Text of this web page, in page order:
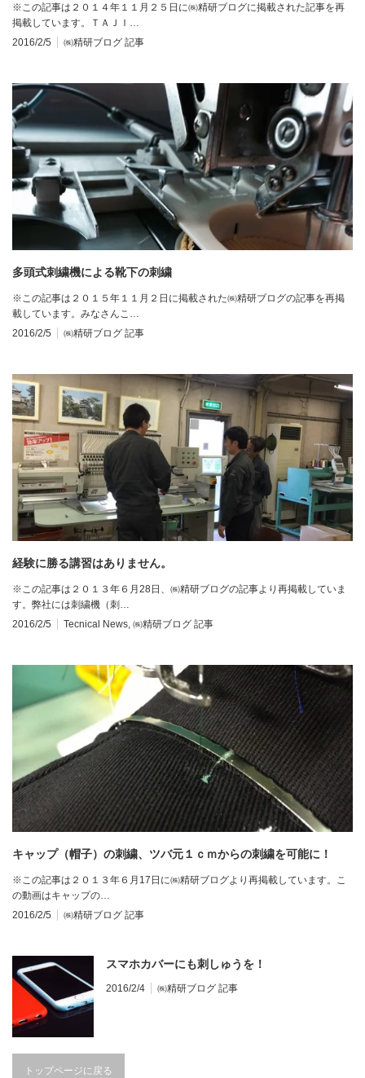
※この記事は２０１４年１１月２５日に㈱精研ブログに掲載された記事を再
掲載しています。ＴＡＪＩ…
2016/2/5
㈱精研ブログ 記事
多頭式刺繍機による靴下の刺繍
※この記事は２０１５年１１月２日に掲載された㈱精研ブログの記事を再掲
載しています。みなさんこ…
2016/2/5
㈱精研ブログ 記事
経験に勝る講習はありません。
※この記事は２０１３年６月28日、㈱精研ブログの記事より再掲載していま
す。弊社には刺繍機（刺…
2016/2/5
Tecnical News, ㈱精研ブログ 記事
キャップ（帽子）の刺繍、ツバ元１ｃｍからの刺繍を可能に！
※この記事は２０１３年６月17日に㈱精研ブログより再掲載しています。こ
の動画はキャップの…
2016/2/5
㈱精研ブログ 記事
スマホカバーにも刺しゅうを！
2016/2/4 ㈱精研ブログ 記事
トップページに戻る